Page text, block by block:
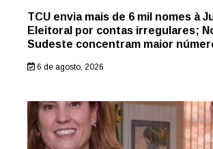
TCU envia mais de 6 mil nomes à
Eleitoral por contas irregulares;
Sudeste concentram maior
6 de agosto, 2026